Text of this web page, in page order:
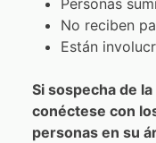
Personas
No reciben
Están
Si sospecha de
conéctese con
personas en su